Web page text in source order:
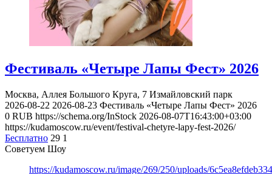
Фестиваль «Четыре Лапы Фест» 2026
Москва, Аллея Большого Круга, 7 Измайловский парк
2026-08-22 2026-08-23 Фестиваль «Четыре Лапы Фест» 2026
0 RUB https://schema.org/InStock 2026-08-07T16:43:00+03:00
https://kudamoscow.ru/event/festival-chetyre-lapy-fest-2026/
Бесплатно 29 1
Советуем Шоу
https://kudamoscow.ru/image/269/250/uploads/